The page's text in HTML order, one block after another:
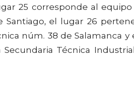
25 corresponde al
el lugar 26
núm. 38 de Salamanca y
Técnica